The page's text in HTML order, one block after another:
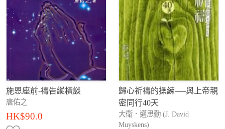
施恩座前-禱告縱橫談
唐佑之
HK$90.0
歸心祈禱的操練──與上帝親
密同行40天
大衛．邁思勤 (J. David
Muyskens)